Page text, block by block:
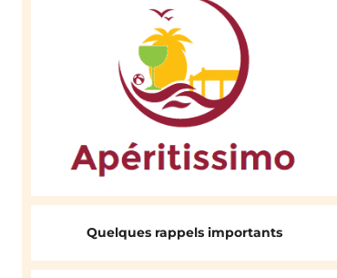
Quelques rappels importants